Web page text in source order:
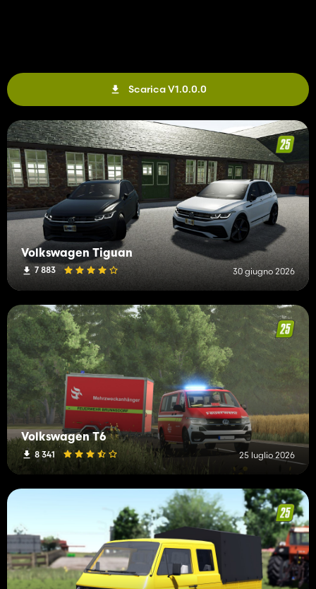
Scarica V1.0.0.0
Volkswagen Tiguan
7 883 30 giugno 2026
Volkswagen T6
8 341 25 luglio 2026